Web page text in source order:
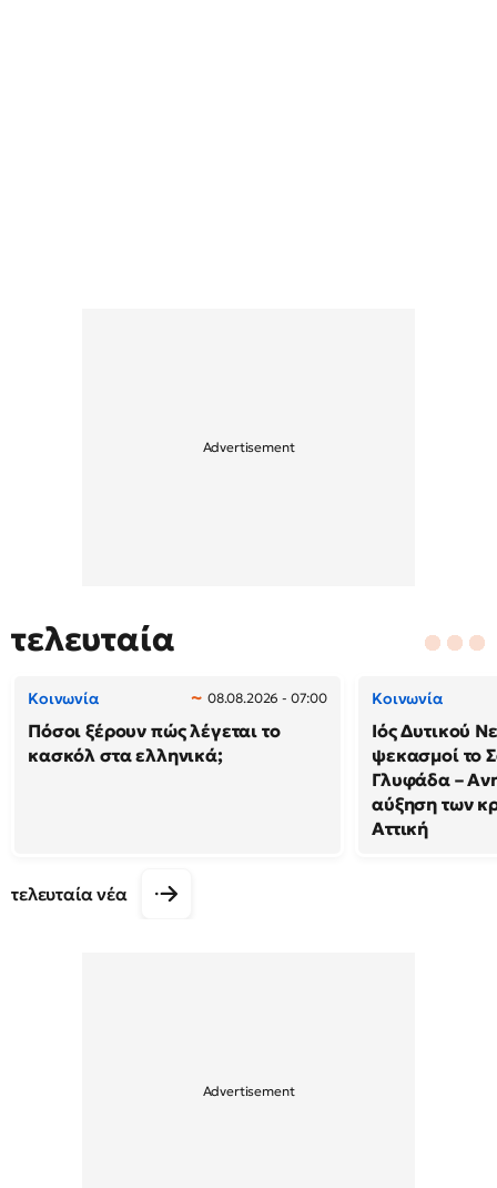
τελευταία
Κοινωνία 08.08.2026 - 07:00
Πόσοι ξέρουν πώς λέγεται το
κασκόλ στα ελληνικά;
Κοινωνία
Ιός Δυτικού
ψεκασμοί το
Γλυφάδα –
αύξηση των
Αττική
τελευταία νέα